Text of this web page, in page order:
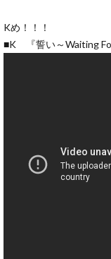
Kめ！！！
■K 『誓い～Waiting